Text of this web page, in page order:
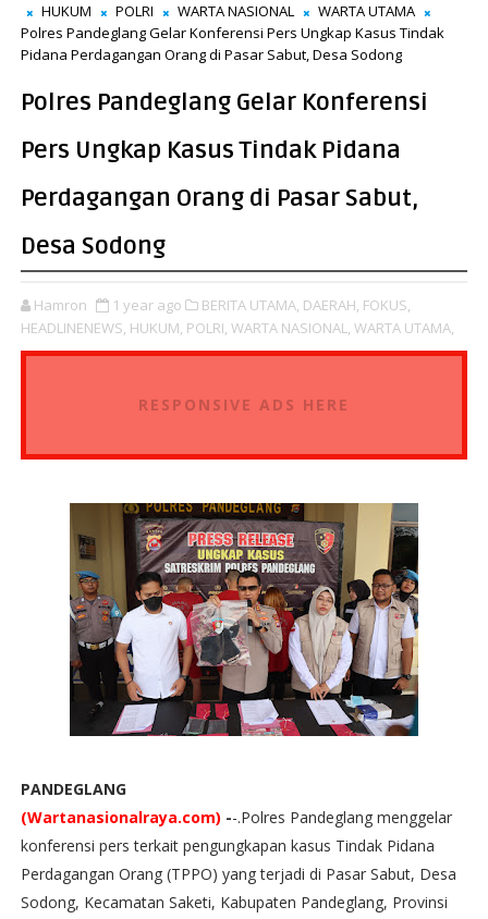
HUKUM
POLRI WARTA NASIONAL
WARTA UTAMA
Polres Pandeglang Gelar Konferensi Pers Ungkap Kasus Tindak
Pidana Perdagangan Orang di Pasar Sabut, Desa Sodong
Polres Pandeglang Gelar Konferensi
Pers Ungkap Kasus Tindak Pidana
Perdagangan Orang di Pasar Sabut,
Desa Sodong
Hamron 1 year ago BERITA UTAMA, DAERAH, FOKUS,
HEADLINENEWS, HUKUM, POLRI, WARTA NASIONAL, WARTA UTAMA,
RESPONSIVE ADS HERE
PANDEGLANG
(Wartanasionalraya.com) --.Polres Pandeglang menggelar
konferensi pers terkait pengungkapan kasus Tindak Pidana
Perdagangan Orang (TPPO) yang terjadi di Pasar Sabut, Desa
Sodong, Kecamatan Saketi, Kabupaten Pandeglang, Provinsi